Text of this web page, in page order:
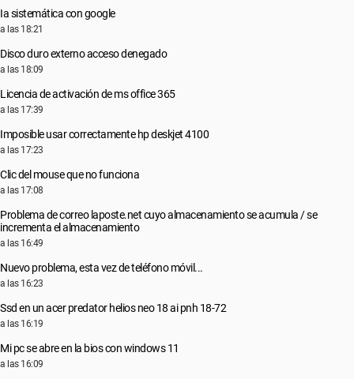
Ia sistemática con google
a las 18:21
Disco duro externo acceso denegado
a las 18:09
Licencia de activación de ms office 365
a las 17:39
Imposible usar correctamente hp deskjet 4100
a las 17:23
Clic del mouse que no funciona
a las 17:08
Problema de correo laposte.net cuyo almacenamiento se acumula / se
incrementa el almacenamiento
a las 16:49
Nuevo problema, esta vez de teléfono móvil...
a las 16:23
Ssd en un acer predator helios neo 18 ai pnh 18-72
a las 16:19
Mi pc se abre en la bios con windows 11
a las 16:09